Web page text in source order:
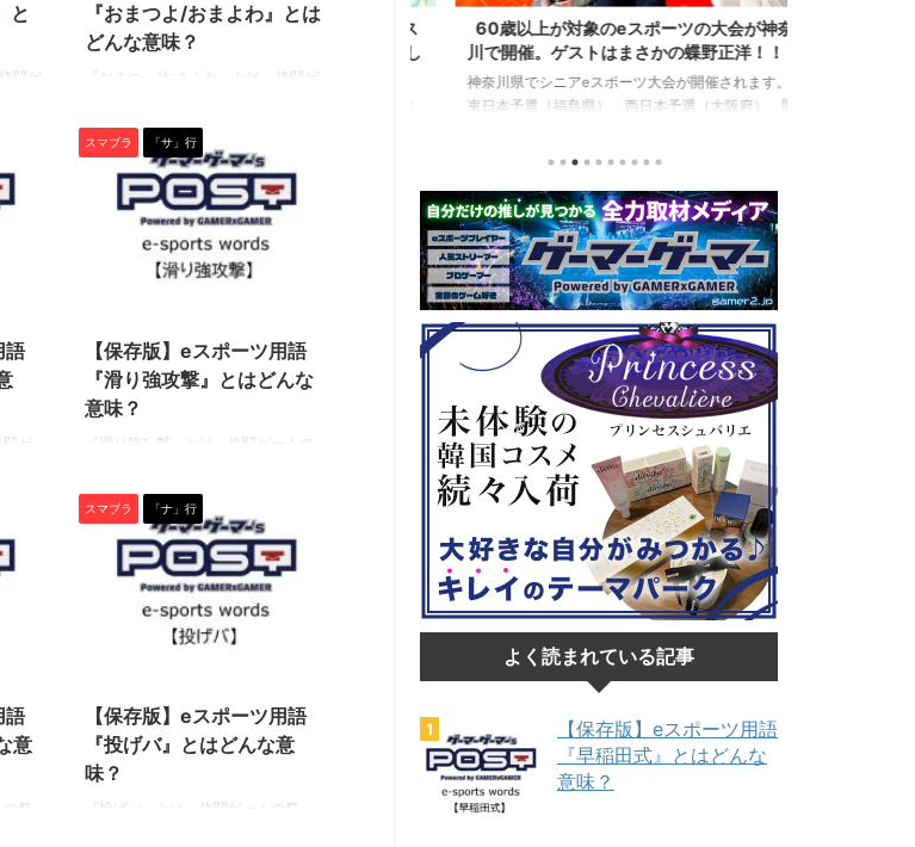
と
闘ゲ
大乱
で
の
と
ッ
必殺
呼
に
が
)』
『おまつよ/おまよわ』とは
どんな意味？
『おまつよ/おまよわ』とは、格闘ゲ
人気を誇るeスポーツタイトル『大乱
闘スマッシュブラザーズSP』の中で
使われる専門用語です。 ぜひ、この
機会に用語の意味を学んで、知識を
深めましょう！（下につづく） おま
つよ/おまよわ 『おまつよ/おまよ
わ』とは、ファイター選択時におま
定の負け上がりトーナメント「おま
よわ杯」を見ているととんでもない
実力を誇るプロプレイヤーたちで
も、メインキャラ以外の実力は人そ
れぞ ...
語
闘ゲ
大乱
で
の
と
ャン
け
ブ
ャ
を警
を
スマブラ 「サ」行
【保存版】eスポーツ用語
『滑り強攻撃』とはどんな
意味？
『滑り強攻撃』とは、格闘ゲームの
誇るeスポーツタイトル『大乱闘スマ
ッシュブラザーズSP』の中で使われ
る専門用語です。 ぜひ、この機会に
用語の意味を学んで、知識を深めま
しょう！（下につづく） 滑り強攻撃
『滑り強攻撃』とは、ステップ→強
攻撃という一連の行動を表す言葉。
攻撃を振れる使い勝手のいいテクニ
ックです。 主に横強攻撃や下強攻撃
で使うことが多く、それぞれ「滑り
横強」「滑り下強」と呼ばれます。
相手ファ ...
語
意
祭
スマブラ 「ナ」行
【保存版】eスポーツ用語
『投げバ』とはどんな意
味？
『投げバ』とは、格闘ゲームの祭
バンナムのゲームのDL版がセール中。オス
スメタイトルを4つピックアップしてみまし
流になりつつある昨今、セールするとお得感から積
みゲーしてしまいがちな人も多いはず。ということ
で、今回は1年後、2年後に遊んでも楽しめるような
タイトルを独自にピックアップしてみました。（類
似したゲームや続編が出にくいゲーム、長く遊べる
ゲーム、定番ゲーム） 注目タイトル ◆『LITTLE
NIGHTMARES-リトルナイトメア-１＆２セット』
60歳以上が対象のeスポーツの大会が神奈
川で開催。ゲストはまさかの蝶野正洋！！！
神奈川県でシニアeスポーツ大会が開催されます。
東日本予選（福島県）、西日本予選（大阪府）、関
楽しめるイベントになっているようです。 ちなみ
に、ゲストのプロレスラーである蝶野正洋さんは今
年60歳になるそうです。トークセッションに登場し
ますよ。 この記事のポイント ・大会参加者は60歳
以上 ・3地区で予選あり。予選は8月24日、25日と9
月22日。本戦は9月22日（事前エ ...
よく読まれている記事
【保存版】eスポーツ用語
『早稲田式』とはどんな
意味？